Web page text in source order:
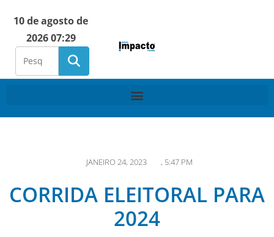
10 de agosto de
2026 07:29
JANEIRO 24, 2023 , 5:47 PM
CORRIDA ELEITORAL PARA
2024